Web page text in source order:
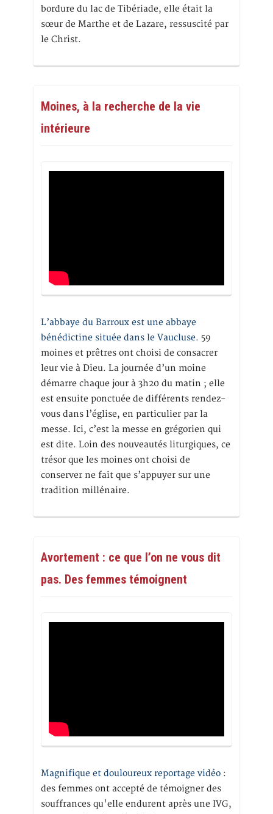
bordure du lac de Tibériade, elle était la
sœur de Marthe et de Lazare, ressuscité par
le Christ.
Moines, à la recherche de la vie
intérieure
L’abbaye du Barroux est une abbaye
bénédictine située dans le Vaucluse. 59
moines et prêtres ont choisi de consacrer
leur vie à Dieu. La journée d’un moine
démarre chaque jour à 3h20 du matin ; elle
est ensuite ponctuée de différents rendez-
vous dans l’église, en particulier par la
messe. Ici, c’est la messe en grégorien qui
est dite. Loin des nouveautés liturgiques, ce
trésor que les moines ont choisi de
conserver ne fait que s’appuyer sur une
tradition millénaire.
Avortement : ce que l’on ne vous dit
pas. Des femmes témoignent
Magnifique et douloureux reportage vidéo :
des femmes ont accepté de témoigner des
souffrances qu'elle endurent après une IVG,